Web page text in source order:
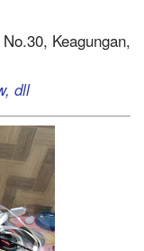
Keagungan,
dll